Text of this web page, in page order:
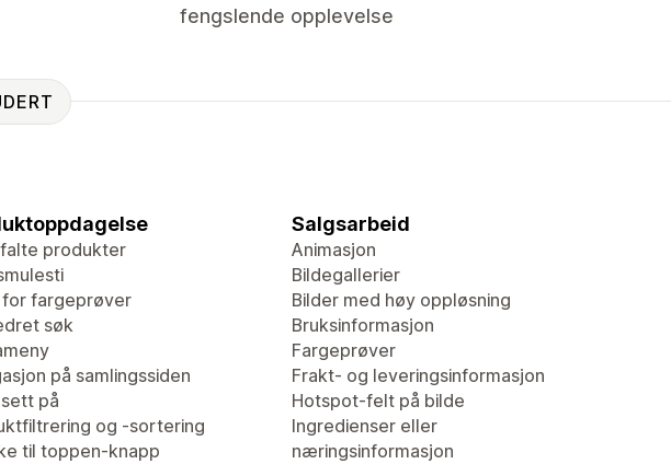
fengslende opplevelse
produkter
for fargeprøver
søk
på samlingssiden
på
og -sortering
til toppen-knapp
Salgsarbeid
Animasjon
Bildegallerier
Bilder med høy oppløsning
Bruksinformasjon
Fargeprøver
Frakt- og leveringsinformasjon
Hotspot-felt på bilde
Ingredienser eller
næringsinformasjon